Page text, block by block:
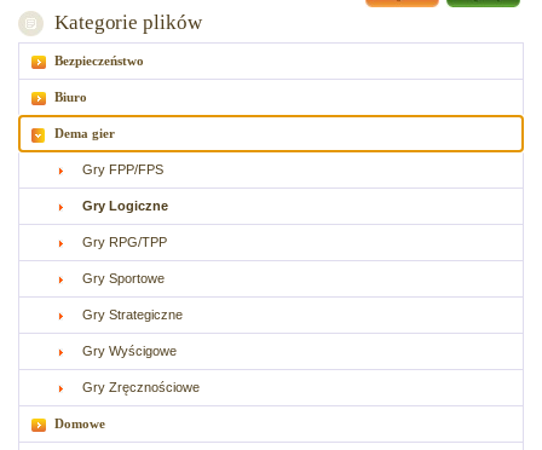
Kategorie plików
Bezpieczeństwo
Biuro
Dema gier
Gry FPP/FPS
Gry Logiczne
Gry RPG/TPP
Gry Sportowe
Gry Strategiczne
Gry Wyścigowe
Gry Zręcznościowe
Domowe